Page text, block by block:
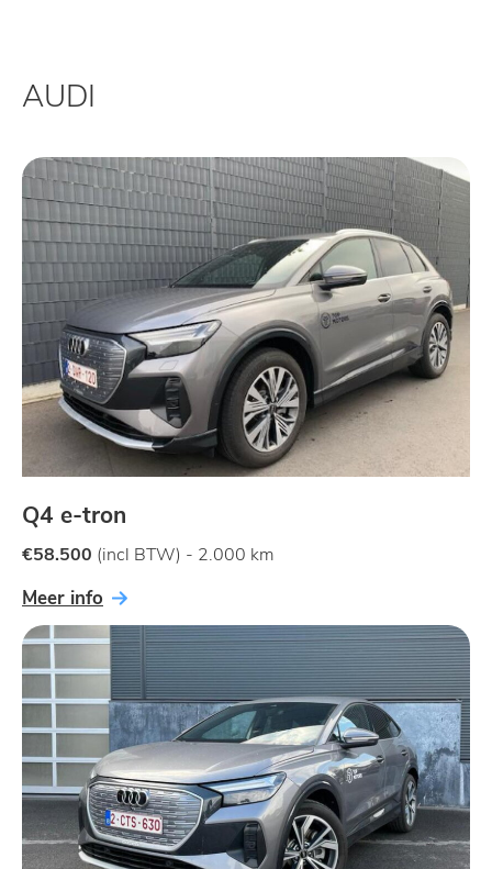
AUDI
Q4 e-tron
€58.500 (incl BTW) - 2.000 km
Meer info